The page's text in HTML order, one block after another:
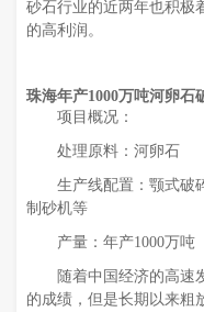
砂石行业的近两年也积极
的高利润。
珠海年产1000万吨河卵石
项目概况：
处理原料：河卵石
生产线配置：颚式破
制砂机等
产量：年产1000万吨
随着中国经济的高速
的成绩，但是长期以来粗